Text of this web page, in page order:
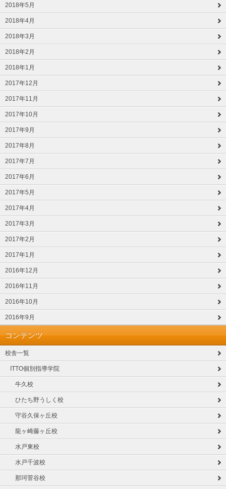
2018年5月
2018年4月
2018年3月
2018年2月
2018年1月
2017年12月
2017年11月
2017年10月
2017年9月
2017年8月
2017年7月
2017年6月
2017年5月
2017年4月
2017年3月
2017年2月
2017年1月
2016年12月
2016年11月
2016年10月
2016年9月
コンテンツ
校舎一覧
ITTO個別指導学院
牛久校
ひたち野うしく校
守谷久保ヶ丘校
龍ヶ崎藤ヶ丘校
水戸東校
水戸千波校
那珂菅谷校